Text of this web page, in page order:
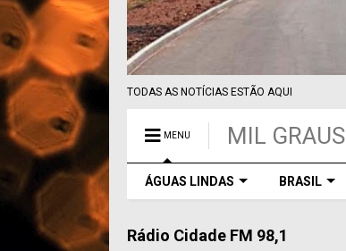
TODAS AS NOTÍCIAS ESTÃO AQUI
MENU MIL GRAUS
ÁGUAS LINDAS BRASIL
Rádio Cidade FM 98,1